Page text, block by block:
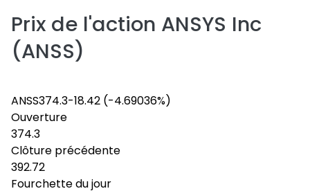
Prix de l'action ANSYS Inc
(ANSS)
ANSS374.3-18.42 (-4.69036%)
Ouverture
374.3
Clôture précédente
392.72
Fourchette du jour